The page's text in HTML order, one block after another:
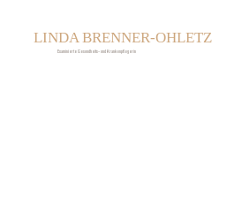
LINDA BRENNER-OHLETZ
Examinierte Gesundheits- und Krankenpflegerin